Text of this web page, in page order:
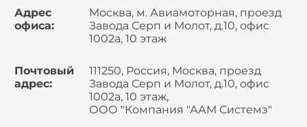
Адрес
офиса:
Москва, м. Авиамоторная, проезд
Завода Серп и Молот, д.10, офис
1002а, 10 этаж
Почтовый
адрес:
111250, Россия, Москва, проезд
Завода Серп и Молот, д.10, офис
1002а, 10 этаж,
ООО "Компания "ААМ Системз"